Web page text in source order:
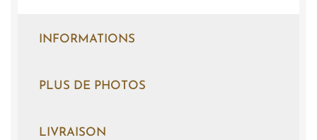
INFORMATIONS
PLUS DE PHOTOS
LIVRAISON